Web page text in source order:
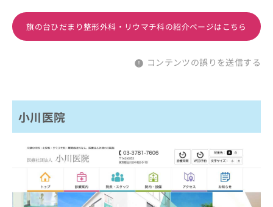
旗の台ひだまり整形外科・リウマチ科の紹介ページはこちら
コンテンツの誤りを送信する
小川医院